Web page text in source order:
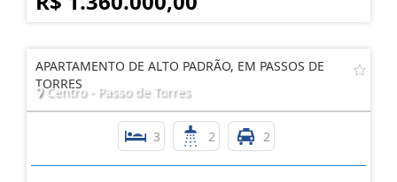
APARTAMENTO DE ALTO PADRÃO, EM PASSOS DE
TORRES
Centro - Passo de Torres
3 2 2